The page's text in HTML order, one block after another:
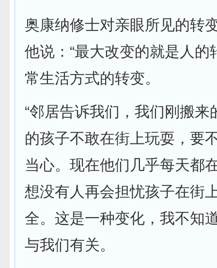
奥康纳修士对亲眼所见的转
他说：“最大改变的就是人的
常生活方式的转变。
“邻居告诉我们，我们刚搬来
的孩子不敢在街上玩耍，要
当心。现在他们几乎每天都
想没有人再会担忧孩子在街
全。这是一种变化，我不知
与我们有关。